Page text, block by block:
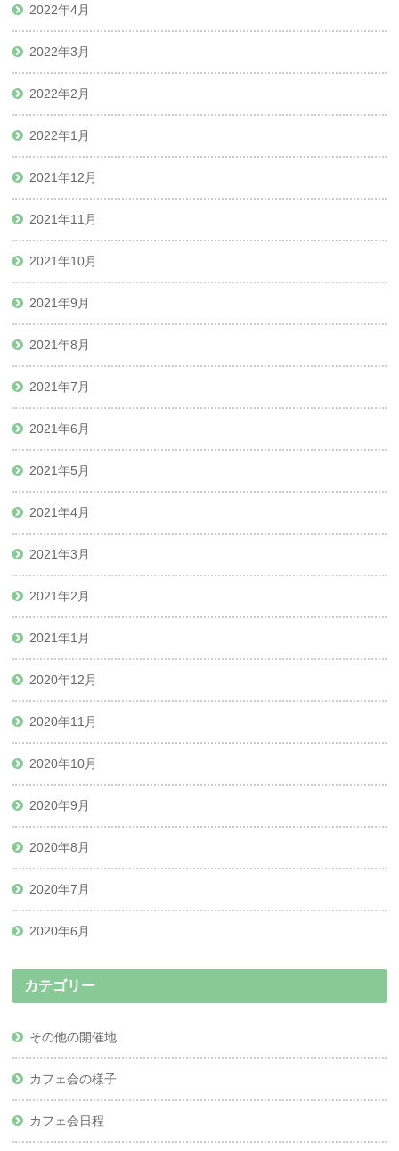
2022年4月
2022年3月
2022年2月
2022年1月
2021年12月
2021年11月
2021年10月
2021年9月
2021年8月
2021年7月
2021年6月
2021年5月
2021年4月
2021年3月
2021年2月
2021年1月
2020年12月
2020年11月
2020年10月
2020年9月
2020年8月
2020年7月
2020年6月
カテゴリー
その他の開催地
カフェ会の様子
カフェ会日程